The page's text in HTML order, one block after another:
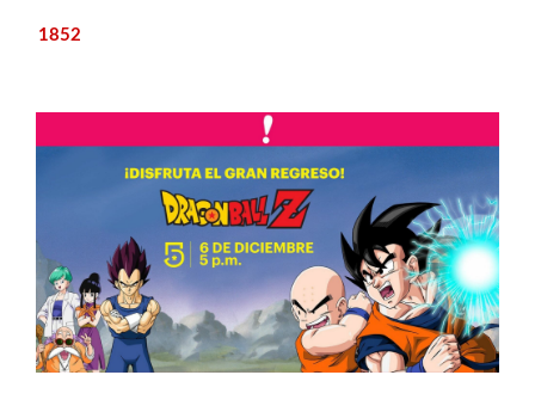
1852